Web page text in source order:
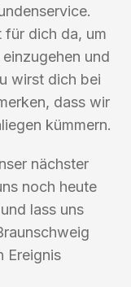
für dich da, um
und
wirst dich bei
dass wir
kümmern.
nächster
noch heute
lass uns
Ereignis